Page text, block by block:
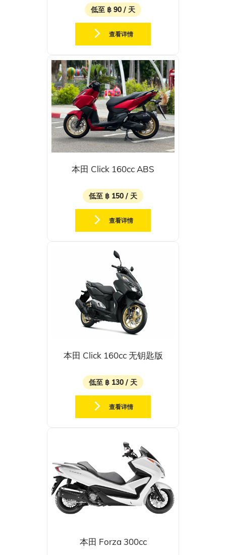
低至 ฿ 90 / 天
查看详情
本田 Click 160cc ABS
低至 ฿ 150 / 天
查看详情
本田 Click 160cc 无钥匙版
低至 ฿ 130 / 天
查看详情
本田 Forza 300cc